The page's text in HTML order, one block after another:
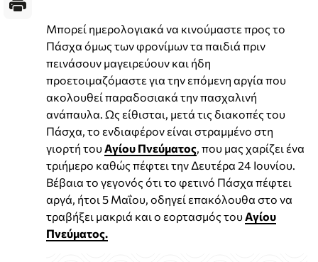
Μπορεί ημερολογιακά να κινούμαστε προς το
Πάσχα όμως των φρονίμων τα παιδιά πριν
πεινάσουν μαγειρεύουν και ήδη
προετοιμαζόμαστε για την επόμενη αργία που
ακολουθεί παραδοσιακά την πασχαλινή
ανάπαυλα. Ως είθισται, μετά τις διακοπές του
Πάσχα, το ενδιαφέρον είναι στραμμένο στη
γιορτή τουΑγίου Πνεύματος, που μας χαρίζει ένα
τριήμερο καθώς πέφτει την Δευτέρα 24 Ιουνίου.
Βέβαια το γεγονός ότι το φετινό Πάσχα πέφτει
αργά, ήτοι 5 Μαΐου, οδηγεί επακόλουθα στο να
τραβήξει μακριά και ο εορτασμός τουΑγίου
Πνεύματος.